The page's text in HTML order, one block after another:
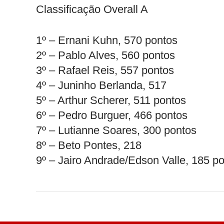
Classificação Overall A
1º – Ernani Kuhn, 570 pontos
2º – Pablo Alves, 560 pontos
3º – Rafael Reis, 557 pontos
4º – Juninho Berlanda, 517
5º – Arthur Scherer, 511 pontos
6º – Pedro Burguer, 466 pontos
7º – Lutianne Soares, 300 pontos
8º – Beto Pontes, 218
9º – Jairo Andrade/Edson Valle, 185